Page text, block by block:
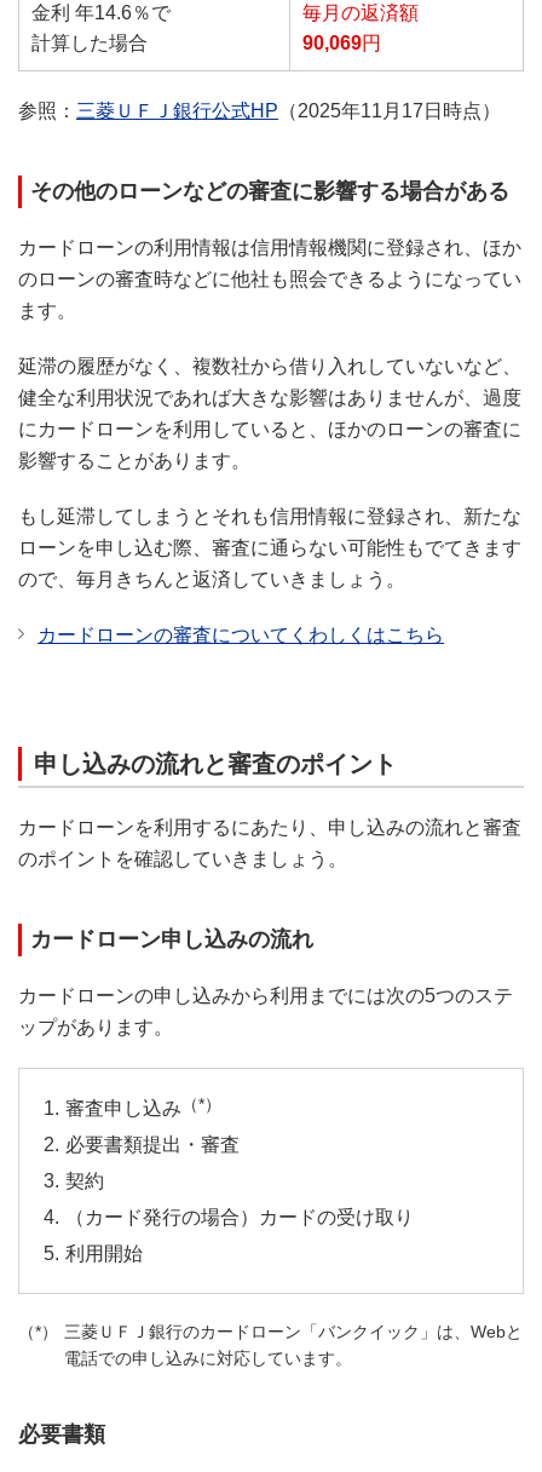
金利 年14.6％で
計算した場合
毎月の返済額
90,069円
参照： 三菱ＵＦＪ銀行公式HP （2025年11月17日時点）
その他のローンなどの審査に影響する場合がある
カードローンの利用情報は信用情報機関に登録され、ほか
のローンの審査時などに他社も照会できるようになってい
ます。
延滞の履歴がなく、複数社から借り入れしていないなど、
健全な利用状況であれば大きな影響はありませんが、過度
にカードローンを利用していると、ほかのローンの審査に
影響することがあります。
もし延滞してしまうとそれも信用情報に登録され、新たな
ローンを申し込む際、審査に通らない可能性もでてきます
ので、毎月きちんと返済していきましょう。
カードローンの審査についてくわしくはこちら
申し込みの流れと審査のポイント
カードローンを利用するにあたり、申し込みの流れと審査
のポイントを確認していきましょう。
カードローン申し込みの流れ
カードローンの申し込みから利用までには次の5つのステ
ップがあります。
審査申し込み （*）
必要書類提出・審査
契約
（カード発行の場合）カードの受け取り
利用開始
三菱ＵＦＪ銀行のカードローン「バンクイック」は、Webと
電話での申し込みに対応しています。
必要書類